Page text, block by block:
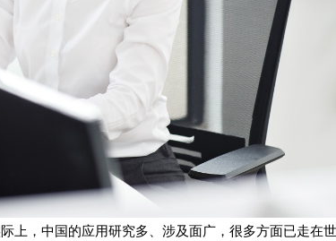
上，中国的应用研究多、涉及面广，很多方面已走在